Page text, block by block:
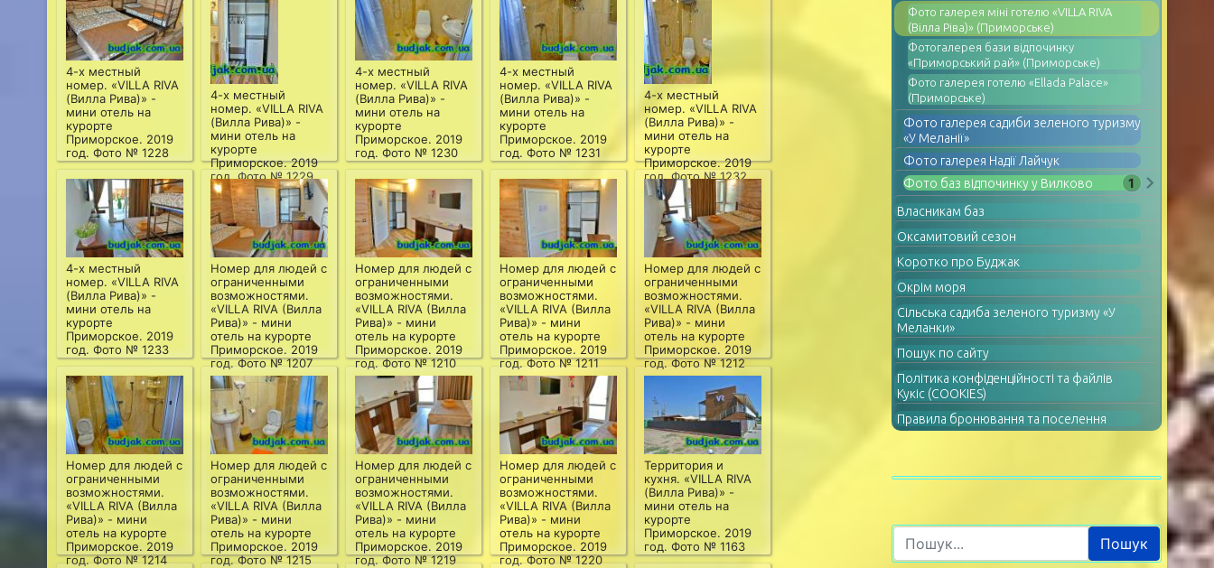
4-х местный
номер. «VILLA RIVA
(Вилла Рива)» -
мини отель на
курорте
Приморское. 2019
год. Фото № 1228
4-х местный
номер. «VILLA RIVA
(Вилла Рива)» -
мини отель на
курорте
Приморское. 2019
год. Фото № 1229
4-х местный
номер. «VILLA RIVA
(Вилла Рива)» -
мини отель на
курорте
Приморское. 2019
год. Фото № 1230
4-х местный
номер. «VILLA RIVA
(Вилла Рива)» -
мини отель на
курорте
Приморское. 2019
год. Фото № 1231
4-х местный
номер. «VILLA RIVA
(Вилла Рива)» -
мини отель на
курорте
Приморское. 2019
год. Фото № 1232
4-х местный
номер. «VILLA RIVA
(Вилла Рива)» -
мини отель на
курорте
Приморское. 2019
год. Фото № 1233
Номер для людей с
ограниченными
возможностями.
«VILLA RIVA (Вилла
Рива)» - мини
отель на курорте
Приморское. 2019
год. Фото № 1207
Номер для людей с
ограниченными
возможностями.
«VILLA RIVA (Вилла
Рива)» - мини
отель на курорте
Приморское. 2019
год. Фото № 1210
Номер для людей с
ограниченными
возможностями.
«VILLA RIVA (Вилла
Рива)» - мини
отель на курорте
Приморское. 2019
год. Фото № 1211
Номер для людей с
ограниченными
возможностями.
«VILLA RIVA (Вилла
Рива)» - мини
отель на курорте
Приморское. 2019
год. Фото № 1212
Номер для людей с
ограниченными
возможностями.
«VILLA RIVA (Вилла
Рива)» - мини
отель на курорте
Приморское. 2019
год. Фото № 1214
Номер для людей с
ограниченными
возможностями.
«VILLA RIVA (Вилла
Рива)» - мини
отель на курорте
Приморское. 2019
год. Фото № 1215
Номер для людей с
ограниченными
возможностями.
«VILLA RIVA (Вилла
Рива)» - мини
отель на курорте
Приморское. 2019
год. Фото № 1219
Номер для людей с
ограниченными
возможностями.
«VILLA RIVA (Вилла
Рива)» - мини
отель на курорте
Приморское. 2019
год. Фото № 1220
Территория и
кухня. «VILLA RIVA
(Вилла Рива)» -
мини отель на
курорте
Приморское. 2019
год. Фото № 1163
Фото галерея міні готелю «VILLA RIVA
(Вілла Ріва)» (Приморське)
Фотогалерея бази відпочинку
«Приморський рай» (Приморське)
Фото галерея готелю «Ellada Palace»
(Приморське)
Фото галерея садиби зеленого туризму
«У Меланії»
Фото галерея Надії Лайчук
Фото баз відпочинку у Вилково
1
Власникам баз
Оксамитовий сезон
Коротко про Буджак
Окрім моря
Сільська садиба зеленого туризму «У
Меланки»
Пошук по сайту
Політика конфіденційності та файлів
Кукіс (COOKIES)
Правила бронювання та поселення
Пошук